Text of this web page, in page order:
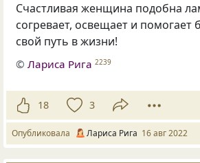
Счастливая женщина подобна
согревает, освещает и помогает
свой путь в жизни!
©Лариса Рига 2239
18 3
Опубликовала Лариса Рига 16 авг 2022